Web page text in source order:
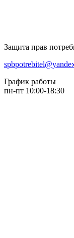
Защита прав
График работы
пн-пт 10:00-18:30